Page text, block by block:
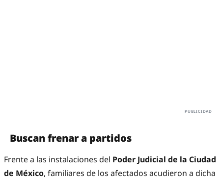
Buscan frenar a partidos
Frente a las instalaciones del Poder Judicial de la Ciudad
de México, familiares de los afectados acudieron a dicha